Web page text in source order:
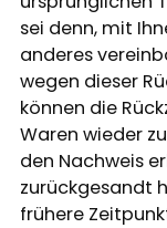
sei denn, mit
anderes
wegen dieser
können die
Waren wieder
den Nachweis
zurückgesandt
frühere